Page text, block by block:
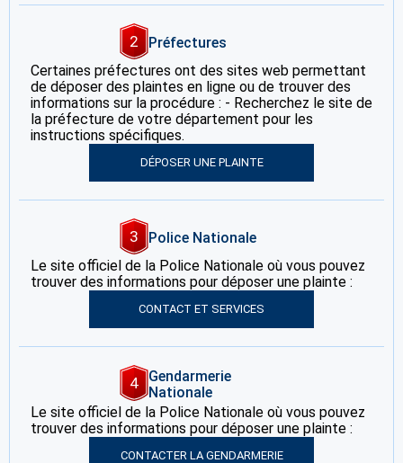
2
Préfectures
Certaines préfectures ont des sites web permettant
de déposer des plaintes en ligne ou de trouver des
informations sur la procédure : - Recherchez le site de
la préfecture de votre département pour les
instructions spécifiques.
DÉPOSER UNE PLAINTE
3
Police Nationale
Le site officiel de la Police Nationale où vous pouvez
trouver des informations pour déposer une plainte :
CONTACT ET SERVICES
4
Gendarmerie
Nationale
Le site officiel de la Police Nationale où vous pouvez
trouver des informations pour déposer une plainte :
CONTACTER LA GENDARMERIE